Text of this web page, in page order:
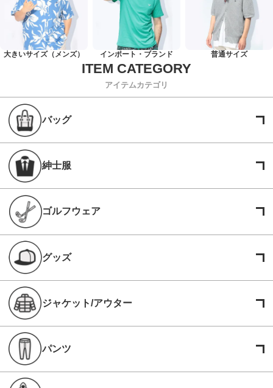
大きいサイズ（メンズ） インポート・ブランド 普通サイズ
アイテムカテゴリ
バッグ
紳士服
ゴルフウェア
グッズ
ジャケット/アウター
パンツ